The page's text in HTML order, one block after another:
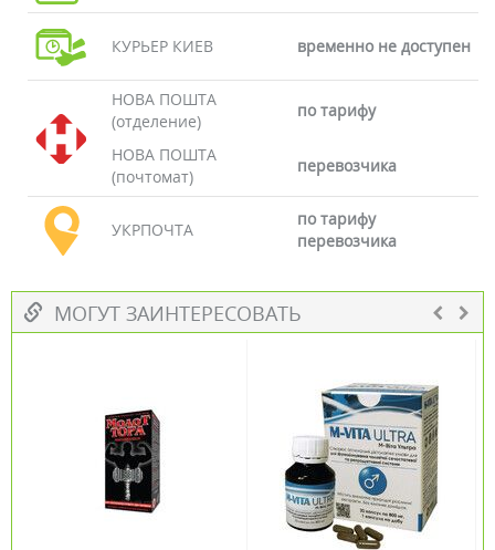
КУРЬЕР КИЕВ временно не доступен
НОВА ПОШТА
(отделение)
по тарифу
НОВА ПОШТА
(почтомат)
перевозчика
УКРПОЧТА
по тарифу
перевозчика
МОГУТ ЗАИНТЕРЕСОВАТЬ